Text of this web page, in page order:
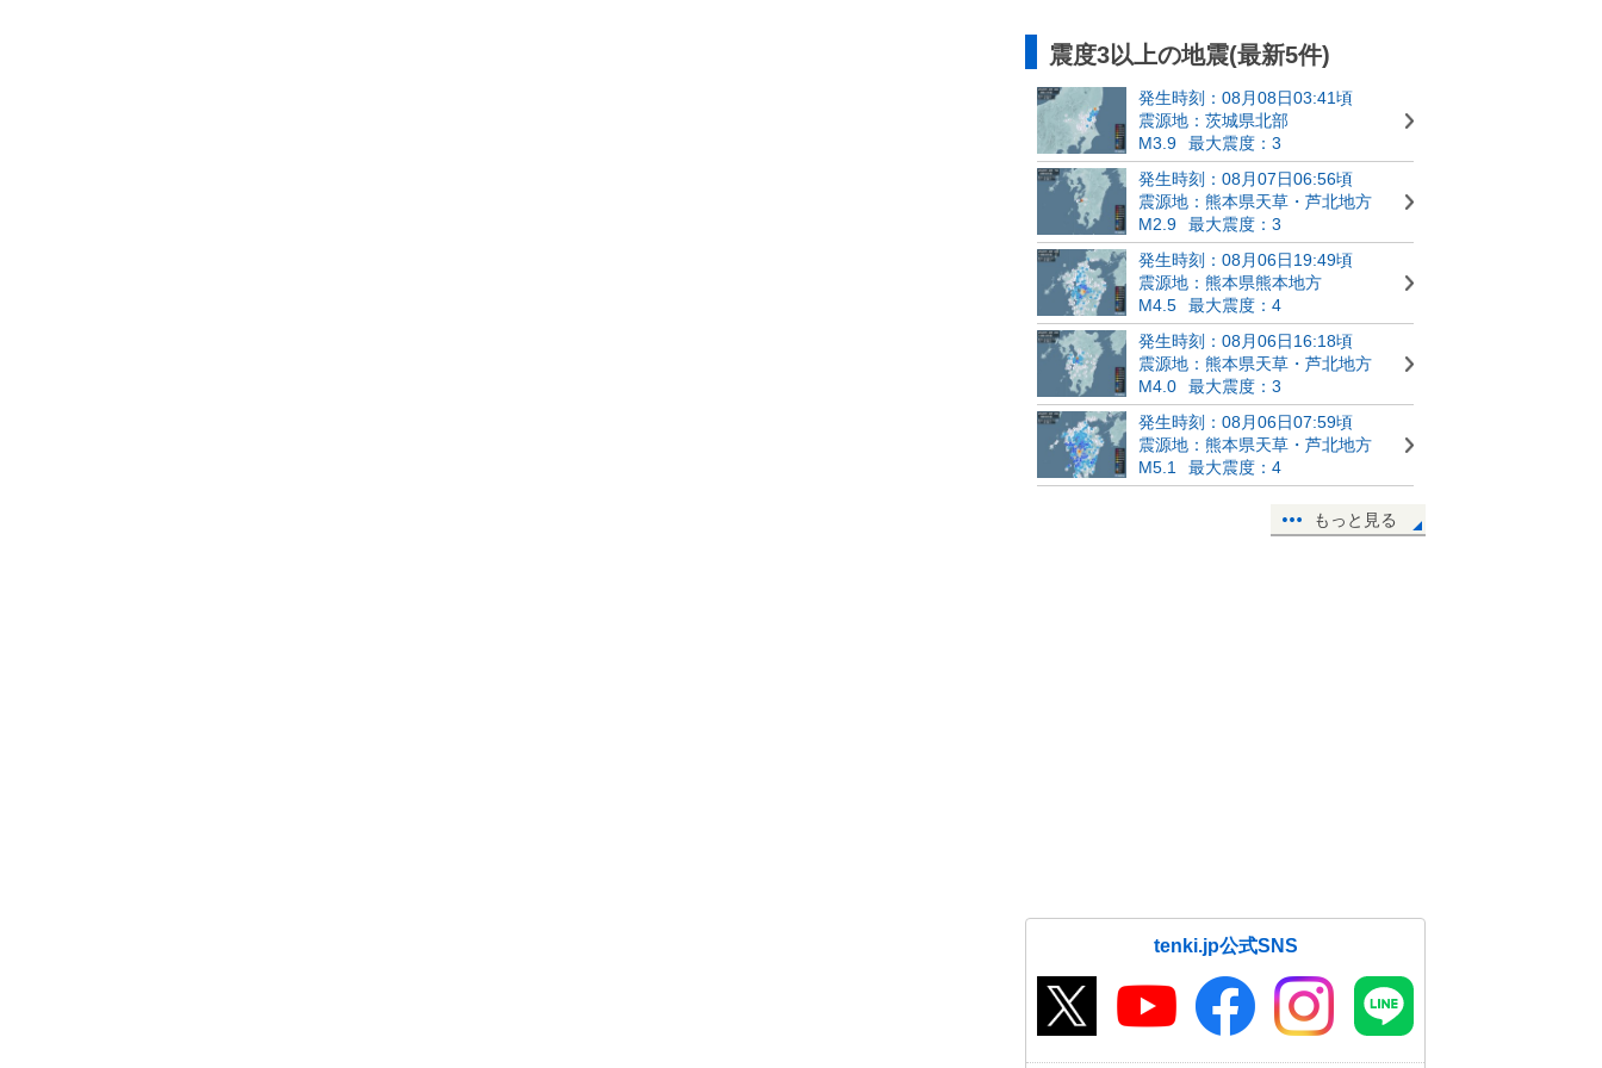
震度3以上の地震(最新5件)
発生時刻：08月08日03:41頃
震源地：茨城県北部
M3.9
最大震度：3
発生時刻：08月07日06:56頃
震源地：熊本県天草・芦北地方
M2.9
最大震度：3
発生時刻：08月06日19:49頃
震源地：熊本県熊本地方
M4.5
最大震度：4
発生時刻：08月06日16:18頃
震源地：熊本県天草・芦北地方
M4.0
最大震度：3
発生時刻：08月06日07:59頃
震源地：熊本県天草・芦北地方
M5.1
最大震度：4
もっと見る
tenki.jp公式SNS